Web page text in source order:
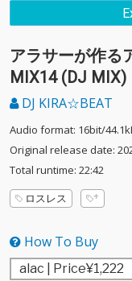
アラサーが作る
MIX14 (DJ MIX)
DJ KIRA☆BEAT
Audio format: 16bit/
Original release date:
Total runtime: 22:42
ロスレス
How To Buy